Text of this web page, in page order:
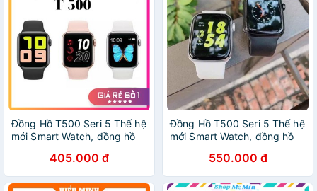
Đồng Hồ T500 Seri 5 Thế hệ
mới Smart Watch, đồng hồ
405.000 đ
Đồng Hồ T500 Seri 5 Thế hệ
mới Smart Watch, đồng hồ
550.000 đ